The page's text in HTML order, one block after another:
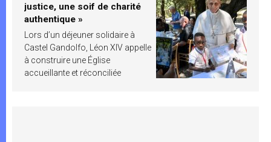
justice, une soif de charité
authentique »
Lors d’un déjeuner solidaire à
Castel Gandolfo, Léon XIV appelle
à construire une Église
accueillante et réconciliée